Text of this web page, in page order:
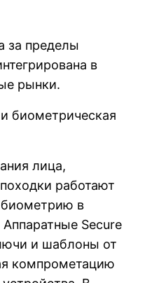
за пределы
в
рынки.
биометрическая
лица,
работают
биометрию в
Secure
и шаблоны от
компрометацию